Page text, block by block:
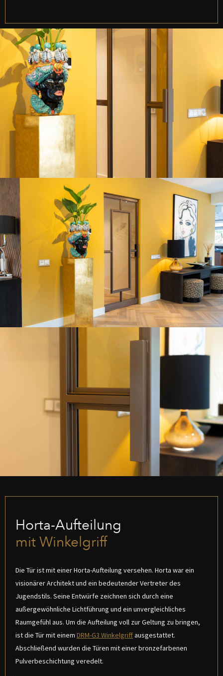
Horta-Aufteilung
mit Winkelgriff
Die Tür ist mit einer Horta-Aufteilung versehen. Horta war ein
visionärer Architekt und ein bedeutender Vertreter des
Jugendstils. Seine Entwürfe zeichnen sich durch eine
außergewöhnliche Lichtführung und ein unvergleichliches
Raumgefühl aus. Um die Aufteilung voll zur Geltung zu bringen,
ist die Tür mit einem DRM-G3 Winkelgriffausgestattet.
Abschließend wurden die Türen mit einer bronzefarbenen
Pulverbeschichtung veredelt.